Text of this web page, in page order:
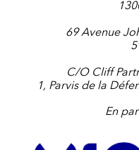
69 Avenue
C/O Cliff
1, Parvis de la
En